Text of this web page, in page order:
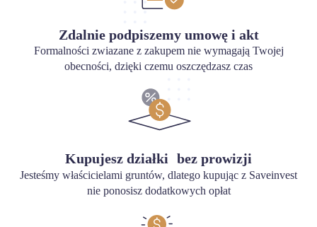
Zdalnie podpiszemy umowę i akt
Formalności zwiazane z zakupem nie wymagają Twojej
obecności, dzięki czemu oszczędzasz czas
Kupujesz działki bez prowizji
Jesteśmy właścicielami gruntów, dlatego kupując z Saveinvest
nie ponosisz dodatkowych opłat